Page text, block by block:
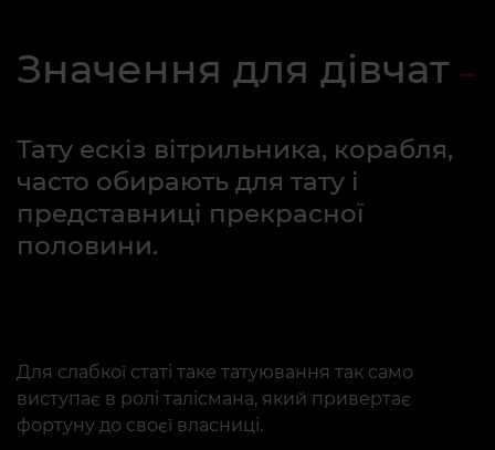
Значення для дівчат
Тату ескіз вітрильника, корабля,
часто обирають для тату і
представниці прекрасної
половини.
Для слабкої статі таке татуювання так само
виступає в ролі талісмана, який привертає
фортуну до своєї власниці.